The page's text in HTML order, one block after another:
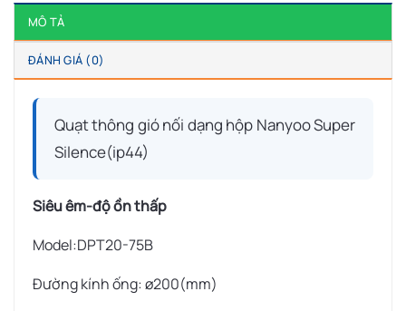
MÔ TẢ
ĐÁNH GIÁ (0)
Quạt thông gió nối dạng hộp Nanyoo Super
Silence(ip44)
Siêu êm-độ ồn thấp
Model:DPT20-75B
Đường kính ống: ø200(mm)